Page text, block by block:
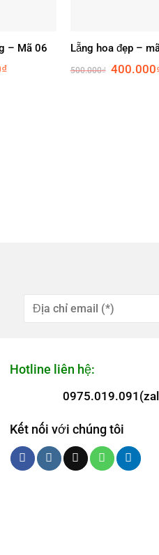
– Mã 06
₫Current
Lẵng hoa đẹp –
500.000₫ Original
400.000
Hotline liên hệ:
Kết nối với chúng tôi